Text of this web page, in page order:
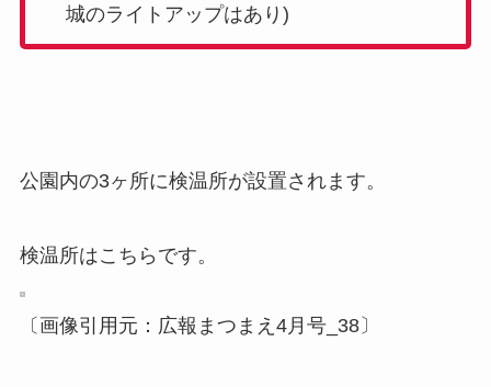
城のライトアップはあり)
公園内の3ヶ所に検温所が設置されます。
検温所はこちらです。
〔画像引用元：広報まつまえ4月号_38〕